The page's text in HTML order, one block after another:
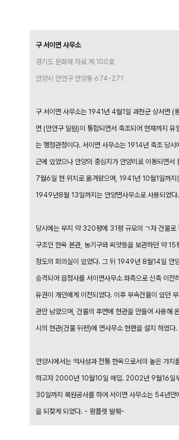
구 서이면 사무소
경기도 문화재 자료 제 100호
안양시 만안구 안양동 674-271
구 서이면 사무소는 1941년 4월1일 과천군 상서면 (
면 (만안구 일원)이 통합되면서 축조되어 현재까지 유
는 행정관청이다. 서이면 사무소는 1914년 축조 당시
근에 있었으나 안양의 중심지가 안양리로 이동되면서
7월6일 현 위치로 옮겨왔으며, 1941년 10월1일까지
1949년8월 13일까지는 안양면사무소로 사용되었다.
당시에는 부지 약 320평에 31평 규모의 ㄱ자 건물로
구조인 한옥 본관, 농기구와 씨앗등을 보관하던 약
정도의 회의실이 있었다. 그 뒤 1949년 8월14일 안
승격되어 읍청사를 서이면사무소 좌측으로 신축 이전
유권이 개인에게 이전되었다. 이후 부속건물이 있던
관만 남았으며, 건물의 후면에 현관을 만들어 사용해
시의 현관(건물 뒤편)에 면사무소 현판을 설치 하였다.
안양시에서는 역사성과 전통 한옥으로서의 높은 가치
하고자 2000년 10월10일 매입. 2002년 9월16일
30일까지 복원공사를 하여 서이면 사무소는 54년만
을 되찾게 되었다. - 팜플렛 발췌-